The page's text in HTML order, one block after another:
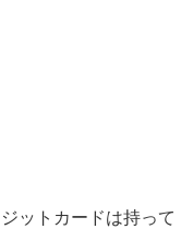
ットカードは持って